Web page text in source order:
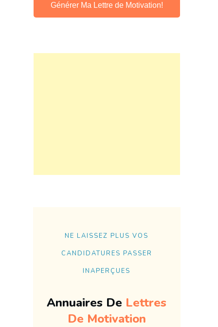
Générer Ma Lettre de Motivation!
NE LAISSEZ PLUS VOS
CANDIDATURES PASSER
INAPERÇUES
Annuaires De Lettres
De Motivation